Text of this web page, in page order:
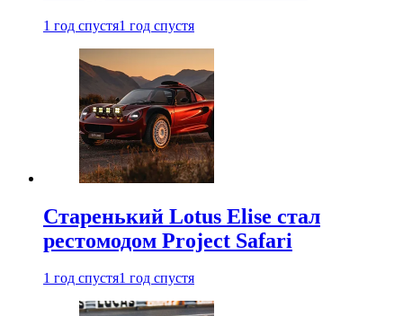
1 год спустя1 год спустя
Старенький Lotus Elise стал
рестомодом Project Safari
1 год спустя1 год спустя